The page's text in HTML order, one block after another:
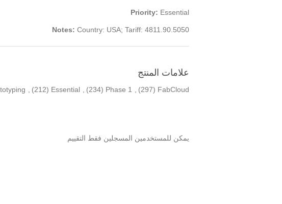
Priority: Essential
Notes: Country: USA; Tariff: 4811.90.5050
علامات المنتج
FabCloud
(297)
Phase 1
(234)
Essential
(212)
يمكن للمستخدمين المسجلين فقط التقييم